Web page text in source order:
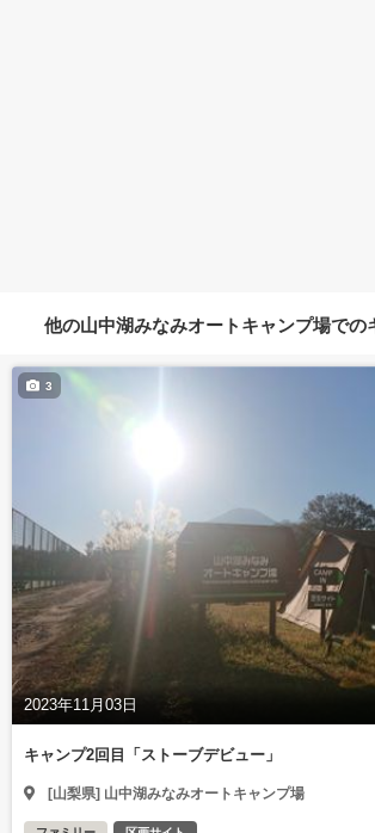
他の山中湖みなみオートキャンプ場での
2023年11月03日
3
キャンプ2回目「ストーブデビュー」
[山梨県] 山中湖みなみオートキャンプ場